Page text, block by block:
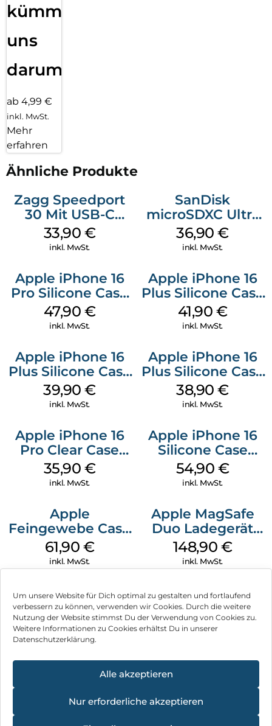
Um unsere Website für Dich optimal zu gestalten und fortlaufend
verbessern zu können, verwenden wir Cookies. Durch die weitere
Nutzung der Website stimmst Du der Verwendung von Cookies zu.
Weitere Informationen zu Cookies erhältst Du in unserer
Datenschutzerklärung.
Alle akzeptieren
Nur erforderliche akzeptieren
kümmern
uns
darum!
ab 4,99 €
inkl. MwSt.
Mehr
erfahren
Ähnliche Produkte
Zagg Speedport
30 Mit USB-C
Kabel Weiß
33,90 €
inkl. MwSt.
SanDisk
microSDXC Ultra
128 GB + Adapter
Mobile
36,90€
inkl. MwSt.
Apple iPhone 16
Pro Silicone Case
MagSafe Denim
47,90 €
inkl. MwSt.
Apple iPhone 16
Plus Silicone Case
MagSafe Stone
Gray
41,90 €
inkl. MwSt.
Apple iPhone 16
Plus Silicone Case
MagSafe Plum
39,90€
inkl. MwSt.
Apple iPhone 16
Plus Silicone Case
MagSafe Denim
38,90€
inkl. MwSt.
Apple iPhone 16
Pro Clear Case
MagSafe
Transparent
35,90 €
inkl. MwSt.
Apple iPhone 16
Silicone Case
MagSafe Black
54,90 €
inkl. MwSt.
Apple
Feingewebe Case
iPhone 15 Pro
MagSafe Schwarz
61,90 €
inkl. MwSt.
Apple MagSafe
Duo Ladegerät
Weiß
148,90 €
inkl. MwSt.
Impressum
Hinweis zur Batterieentsorgung